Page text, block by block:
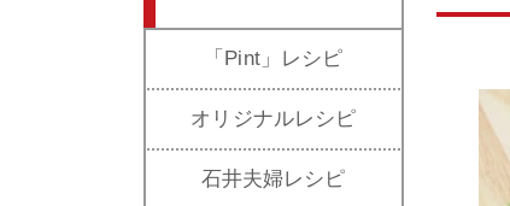
「Pint」レシピ
オリジナルレシピ
石井夫婦レシピ